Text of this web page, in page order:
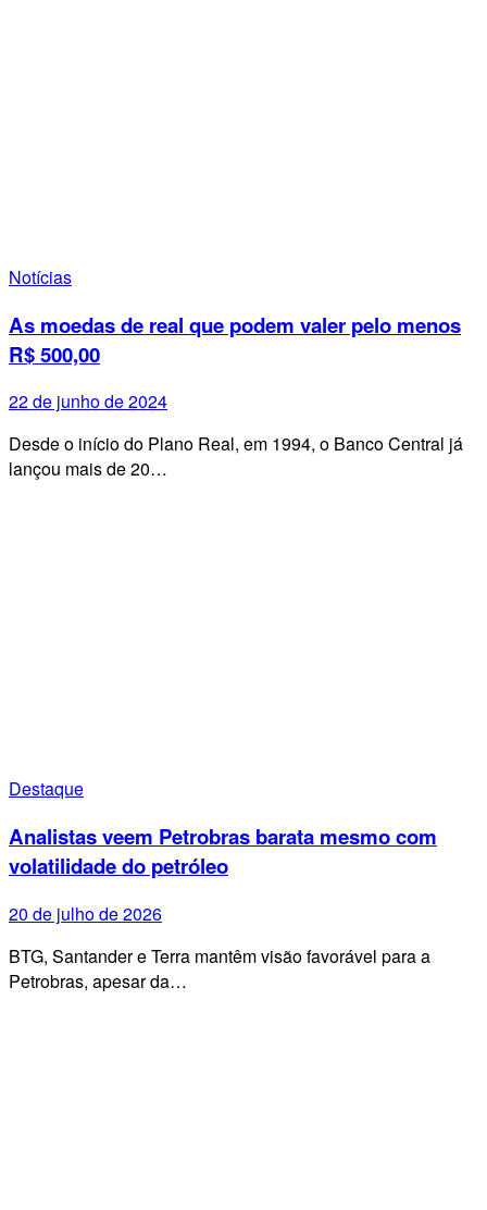
Notícias
As moedas de real que podem valer pelo menos
R$ 500,00
22 de junho de 2024
Desde o início do Plano Real, em 1994, o Banco Central já
lançou mais de 20…
Destaque
Analistas veem Petrobras barata mesmo com
volatilidade do petróleo
20 de julho de 2026
BTG, Santander e Terra mantêm visão favorável para a
Petrobras, apesar da…